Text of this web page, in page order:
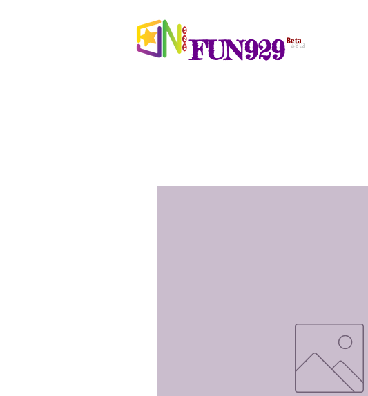
Beta
FUN929